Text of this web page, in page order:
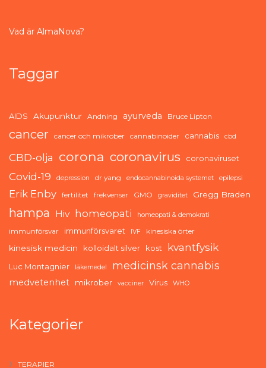
Vad är AlmaNova?
Taggar
AIDS Akupunktur Andning ayurveda Bruce Lipton
cancer cancer och mikrober cannabinoider cannabis cbd
CBD-olja corona coronavirus coronaviruset
Covid-19 depression dr yang endocannabinoida systemet epilepsi
Erik Enby fertilitet frekvenser GMO graviditet Gregg Braden
hampa Hiv homeopati homeopati & demokrati
immunförsvar immunförsvaret IVF kinesiska örter
kinesisk medicin kolloidalt silver kost kvantfysik
Luc Montagnier läkemedel medicinsk cannabis
medvetenhet mikrober vacciner Virus WHO
Kategorier
TERAPIER